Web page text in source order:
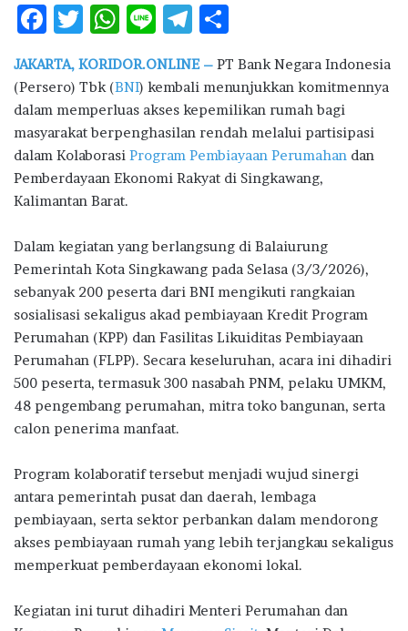
F
e
b
o
o
k
T
it
te
r
W
at
s
A
p
p
Li
e
T
e
g
ra
m
ar
e
JAKARTA, KORIDOR.ONLINE – PT Bank Negara Indonesia
(Persero) Tbk(BNI) kembali menunjukkan komitmennya
dalam memperluas akses kepemilikan rumah bagi
masyarakat berpenghasilan rendah melalui partisipasi
dalam Kolaborasi Program Pembiayaan Perumahan dan
Pemberdayaan Ekonomi Rakyat di Singkawang,
Kalimantan Barat.
Dalam kegiatan yang berlangsung di Balaiurung
Pemerintah Kota Singkawang pada Selasa (3/3/2026),
sebanyak 200 peserta dari BNI mengikuti rangkaian
sosialisasi sekaligus akad pembiayaan Kredit Program
Perumahan (KPP) dan Fasilitas Likuiditas Pembiayaan
Perumahan (FLPP). Secara keseluruhan, acara ini dihadiri
500 peserta, termasuk 300 nasabah PNM, pelaku UMKM,
48 pengembang perumahan, mitra toko bangunan, serta
calon penerima manfaat.
Program kolaboratif tersebut menjadi wujud sinergi
antara pemerintah pusat dan daerah, lembaga
pembiayaan, serta sektor perbankan dalam mendorong
akses pembiayaan rumah yang lebih terjangkau sekaligus
memperkuat pemberdayaan ekonomi lokal.
Kegiatan ini turut dihadiri Menteri Perumahan dan